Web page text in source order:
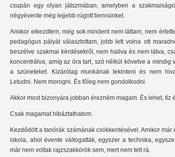
csupán egy olyan játszmában, amelyben a
négyévente még lejjebb rúgott bennünket.
Amikor elkezdtem, még sok mindent nem láttam, nem
pedagógus pályát választottam, jobb lett volna ott
beszélve szakmai kérdésekről, nem hallva és nem látva,
koncentrálva, amíg az óra tart, szó nélkül követve a mindig
a szüneteket. Kizárólag munkának tekinteni és nem
Letudni. Nem morogni. És főleg nem gondolkodni.
Akkor most bizonyára jobban érezném magam. És lehet, tíz
Csak magamat hibáztathatom.
Kezdődött a tanórák számának csökkentésével. Amikor már
iskola, ahol évente váltogatták, egyszer a technika,
már nem voltak rajzszakkörök sem, mert nem telt rá.